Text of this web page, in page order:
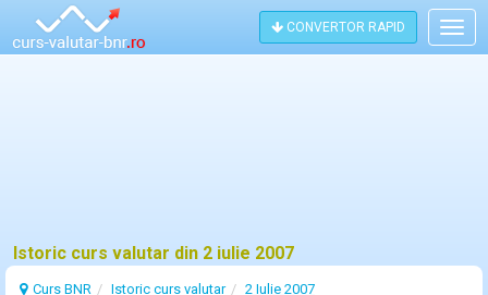
CONVERTOR RAPID
Istoric curs valutar din 2 iulie 2007
Curs BNR Istoric curs valutar 2 Iulie 2007